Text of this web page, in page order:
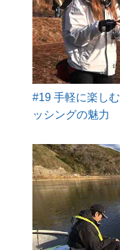
#19 手軽に楽し
ッシングの魅力